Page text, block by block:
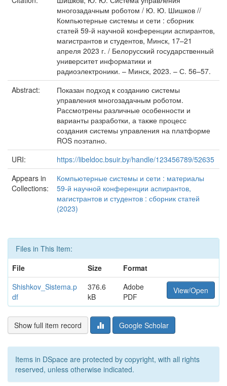
многозадачным роботом / Ю. Ю. Шишков //
Компьютерные системы и сети : сборник
статей 59-й научной конференции аспирантов,
магистрантов и студентов, Минск, 17–21
апреля 2023 г. / Белорусский государственный
университет информатики и
радиоэлектроники. – Минск, 2023. – С. 56–57.
Abstract:
Показан подход к созданию системы
управления многозадачным роботом.
Рассмотрены различные особенности и
варианты разработки, а также процесс
создания системы управления на платформе
ROS поэтапно.
URI:
https://libeldoc.bsuir.by/handle/123456789/52635
Appears in
Collections:
Компьютерные системы и сети : материалы
59-й научной конференции аспирантов,
магистрантов и студентов : сборник статей
(2023)
Files in This Item:
File
Size
Format
Shishkov_Sistema.p
df
376.6
kB
Adobe
PDF
View/Open
Show full item record Google Scholar
Items in DSpace are protected by copyright, with all rights
reserved, unless otherwise indicated.